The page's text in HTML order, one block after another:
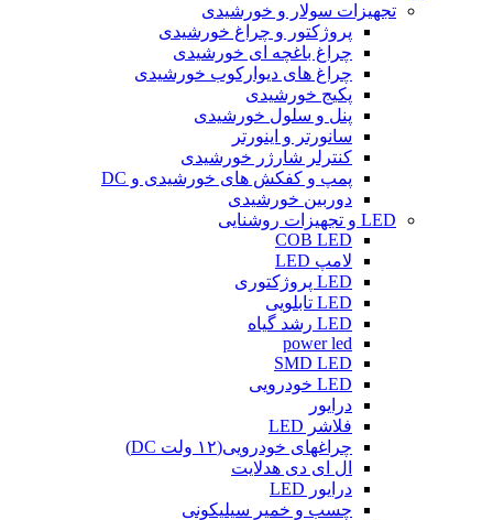
تجهیزات سولار و خورشیدی
پروژکتور و چراغ خورشیدی
چراغ باغچه ای خورشیدی
چراغ های دیوارکوب خورشیدی
پکیج خورشیدی
پنل و سلول خورشیدی
سانورتر و اینورتر
کنترلر شارژر خورشیدی
پمپ و کفکش های خورشیدی و DC
دوربین خورشیدی
LED و تجهیزات روشنایی
COB LED
لامپ LED
LED پروژکتوری
LED تابلویی
LED رشد گیاه
power led
SMD LED
LED خودرویی
درایور
فلاشر LED
چراغهای خودرویی(۱۲ ولت DC)
ال ای دی هدلایت
درایور LED
چسب و خمیر سیلیکونی